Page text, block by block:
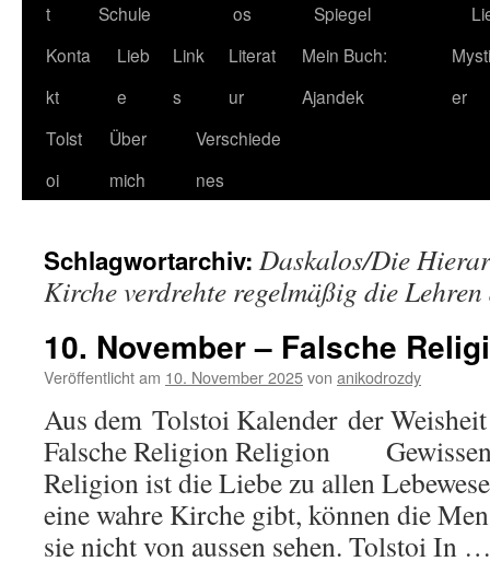
t
Schule
os
Spiegel
Konta
kt
Lieb
e
Link
s
Literat
ur
Mein Buch:
Ajandek
er
Tolst
oi
Über
mich
Verschiede
nes
Schlagwortarchiv: Daskalos/Die
Kirche verdrehte regelmäßig die
10. November – Falsche
Veröffentlicht am 10. November 2025von anikodrozdy
Aus dem Tolstoi Kalender der
Falsche Religion Religion
Religion ist die Liebe zu allen
eine wahre Kirche gibt, können die
sie nicht von aussen sehen. Tolstoi In